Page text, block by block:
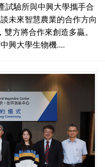
試驗所與中興大學攜手合
未來智慧農業的合作方向
方將合作來創造多贏。
興大學生物機....